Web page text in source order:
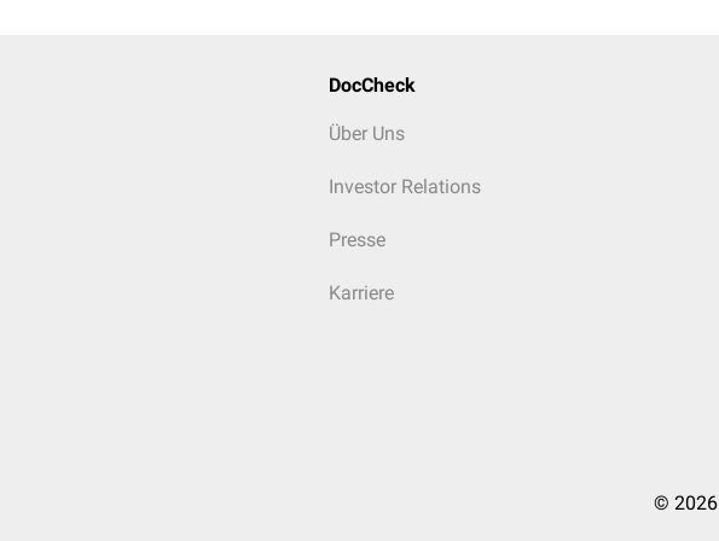
Erstellung individueller Therapiekonzepte
DocCheck
Über Uns
Investor Relations
Presse
Karriere
© 2026